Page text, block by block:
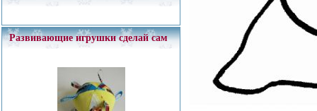
Развивающие игрушки сделай сам